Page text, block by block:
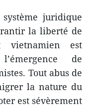
juridique
la liberté de
vietnamien est
de
Tout abus de
la nature du
est sévèrement